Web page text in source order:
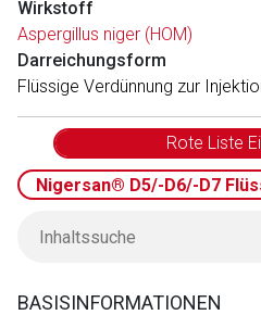
Wirkstoff
Aspergillus niger (HOM)
Darreichungsform
Flüssige Verdünnung zur
Rote Liste
Nigersan® D5/-D6/-D7
BASISINFORMATIONEN